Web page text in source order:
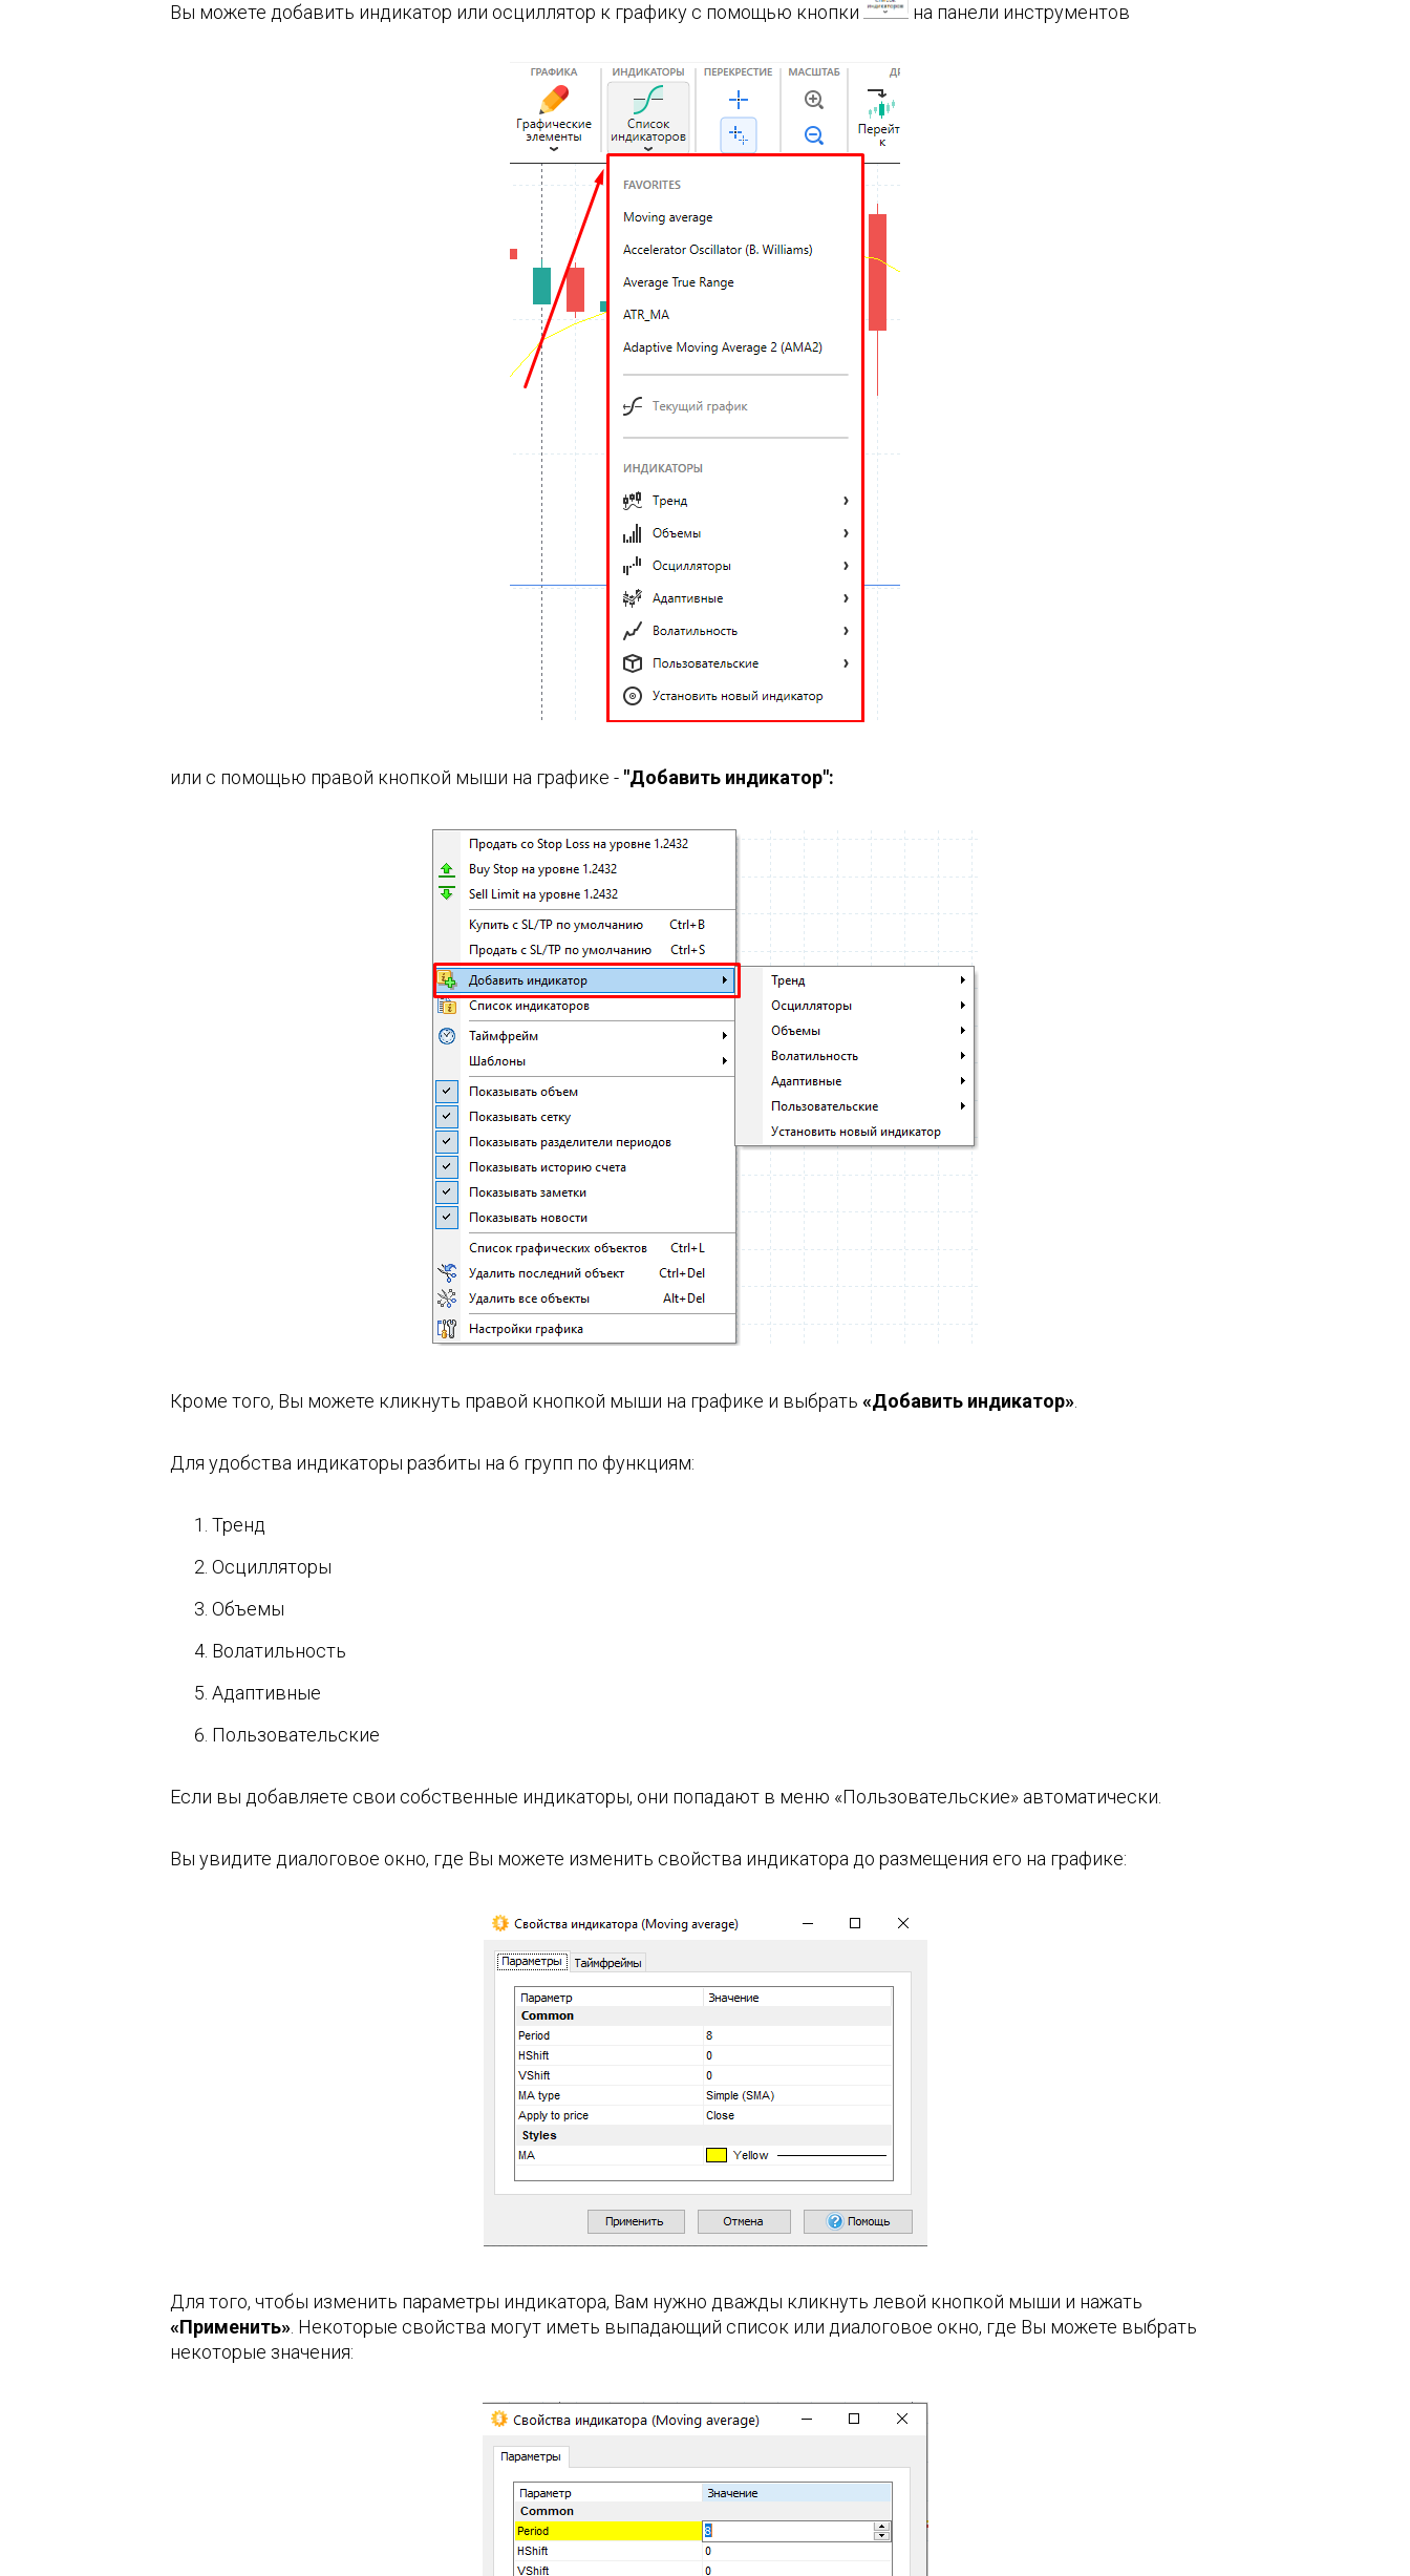
Вы можете добавить индикатор или осциллятор к графику с помощью кнопки на панели инструментов
или с помощью правой кнопкой мыши на графике - "Добавить индикатор":
Кроме того, Вы можете кликнуть правой кнопкой мыши на графике и выбрать «Добавить индикатор»
Для удобства индикаторы разбиты на 6 групп по функциям:
Тренд
Осцилляторы
Объемы
Волатильность
Адаптивные
Пользовательские
Если вы добавляете свои собственные индикаторы, они попадают в меню «Пользовательские» автоматически.
Вы увидите диалоговое окно, где Вы можете изменить свойства индикатора до размещения его на графике:
Для того, чтобы изменить параметры индикатора, Вам нужно дважды кликнуть левой кнопкой мыши и нажать
«Применить» . Некоторые свойства могут иметь выпадающий список или диалоговое окно, где Вы можете выбрать
некоторые значения: